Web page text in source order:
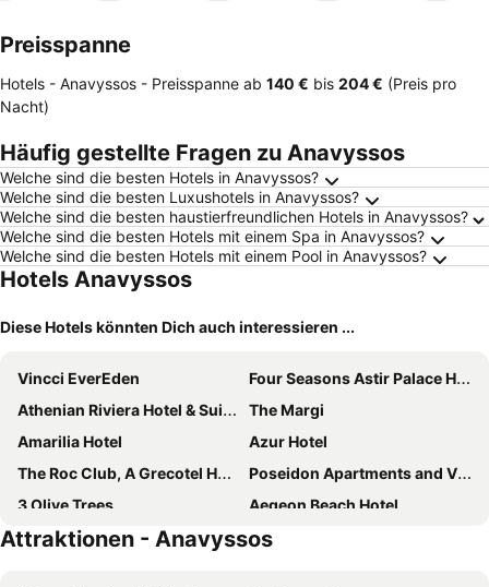
Preisspanne
Hotels - Anavyssos - Preisspanne ab ‎140 € bis ‎204 € (Preis pro
Nacht)
Häufig gestellte Fragen zu Anavyssos
Welche sind die besten Hotels in Anavyssos?
Welche sind die besten Luxushotels in Anavyssos?
Welche sind die besten haustierfreundlichen Hotels in Anavyssos?
Welche sind die besten Hotels mit einem Spa in Anavyssos?
Welche sind die besten Hotels mit einem Pool in Anavyssos?
Hotels Anavyssos
Diese Hotels könnten Dich auch interessieren ...
Vincci EverEden
Four Seasons Astir Palace Hotel Athens
Athenian Riviera Hotel & Suites
The Margi
Amarilia Hotel
Azur Hotel
The Roc Club, A Grecotel Hotel to Live
Poseidon Apartments and Villas by the Sea
3 Olive Trees
Aegeon Beach Hotel
Kiani Akti
Double M
Attraktionen - Anavyssos